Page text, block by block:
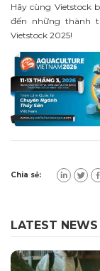
Hãy cùng Vietstock
đến những thành
Vietstock 2025!
Chia sẻ:
LATEST NEWS